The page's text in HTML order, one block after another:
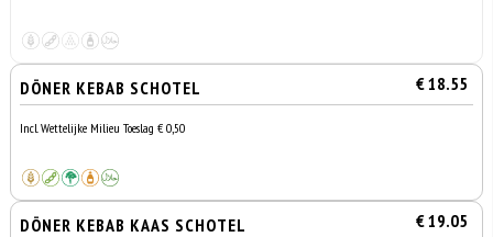
DÖNER KEBAB SCHOTEL € 18.55
Incl. Wettelijke Milieu Toeslag € 0,50
DÖNER KEBAB KAAS SCHOTEL € 19.05